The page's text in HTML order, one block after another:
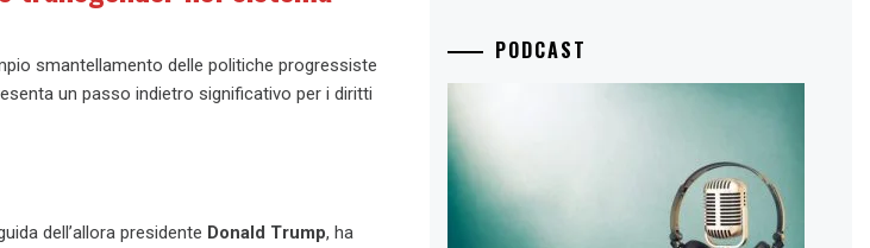
smantellamento delle politiche progressiste
un passo indietro significativo per i diritti
dell’allora presidente Donald Trump, ha
PODCAST